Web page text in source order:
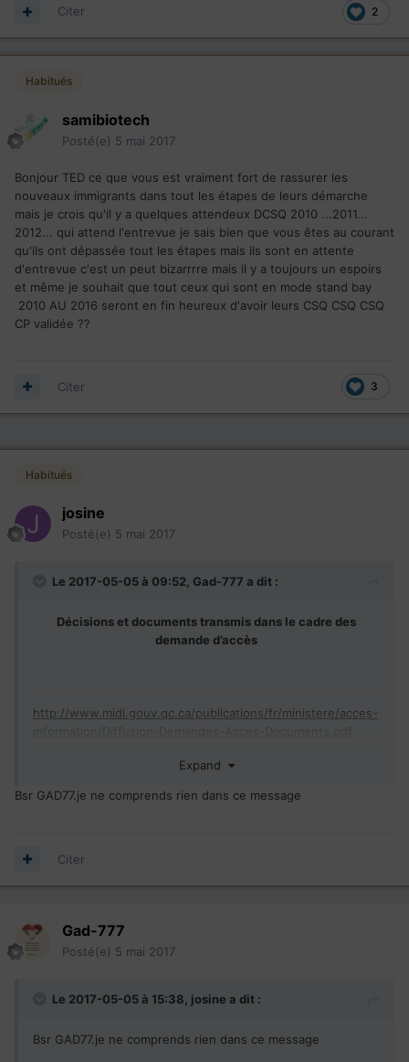
2
Citer
Habitués
samibiotech
Posté(e) 5 mai 2017
Bonjour TED ce que vous est vraiment fort de rassurer les
nouveaux immigrants dans tout les étapes de leurs démarche
mais je crois qu'il y a quelques attendeux DCSQ 2010 ...2011...
2012... qui attend l'entrevue je sais bien que vous êtes au courant
qu'ils ont dépassée tout les étapes mais ils sont en attente
d'entrevue c'est un peut bizarrrre mais il y a toujours un espoirs
et même je souhait que tout ceux qui sont en mode stand bay
2010 AU 2016 seront en fin heureux d'avoir leurs CSQ CSQ CSQ
CP validée ??
3
Citer
Habitués
josine
Posté(e) 5 mai 2017
Le 2017-05-05 à 09:52, Gad-777 a dit :
Décisions et documents transmis dans le cadre des
demande d’accès
http://www.midi.gouv.qc.ca/publications/fr/ministere/acces-
Expand
Bsr GAD77.je ne comprends rien dans ce message
Citer
Gad-777
Posté(e) 5 mai 2017
Le 2017-05-05 à 15:38, josine a dit :
Bsr GAD77.je ne comprends rien dans ce message